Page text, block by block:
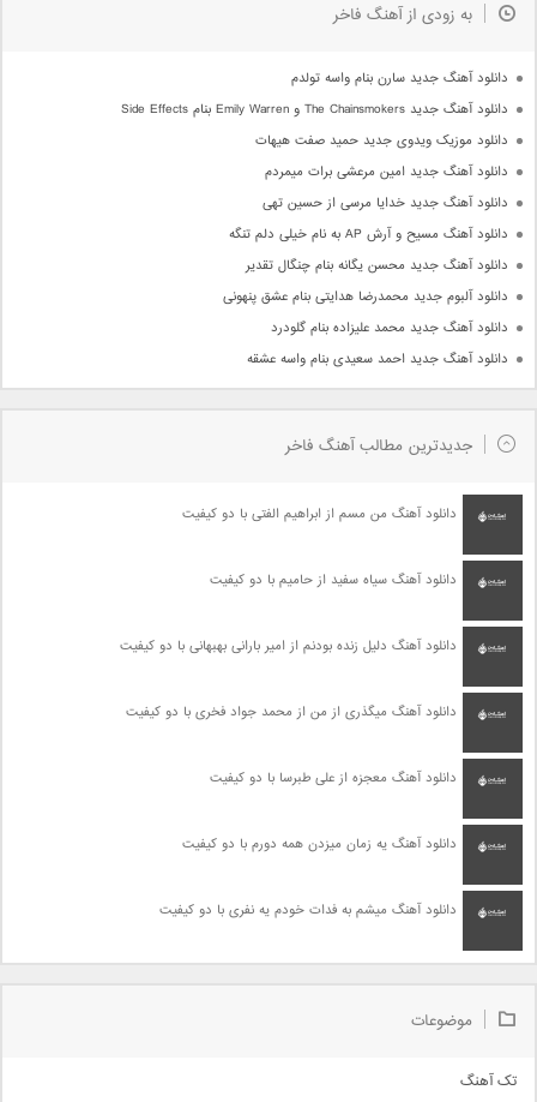
به زودی از آهنگ فاخر
دانلود آهنگ جدید سارن بنام واسه تولدم
دانلود آهنگ جدید The Chainsmokers و Emily Warren بنام Side Effects
دانلود موزیک ویدوی جدید حمید صفت هیهات
دانلود آهنگ جدید امین مرعشی برات میمردم
دانلود آهنگ جدید خدایا مرسی از حسین تهی
دانلود آهنگ مسیح و آرش AP به نام خیلی دلم تنگه
دانلود آهنگ جدید محسن یگانه بنام چنگال تقدیر
دانلود آلبوم جدید محمدرضا هدایتی بنام عشق پنهونی
دانلود آهنگ جدید محمد علیزاده بنام گلودرد
دانلود آهنگ جدید احمد سعیدی بنام واسه عشقه
جدیدترین مطالب آهنگ فاخر
دانلود آهنگ من مسم از ابراهیم الفتی با دو کیفیت
دانلود آهنگ سیاه سفید از حامیم با دو کیفیت
دانلود آهنگ دلیل زنده بودنم از امیر بارانی بهبهانی با دو کیفیت
دانلود آهنگ میگذری از من از محمد جواد فخری با دو کیفیت
دانلود آهنگ معجزه از علی طبرسا با دو کیفیت
دانلود آهنگ یه زمان میزدن همه دورم با دو کیفیت
دانلود آهنگ میشم به فدات خودم یه نفری با دو کیفیت
موضوعات
تک آهنگ